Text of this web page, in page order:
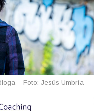
– Foto: Jesús Umbría